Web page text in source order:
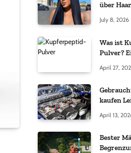
über
July 8, 2026
Was ist
Pulver?
Komplex
Molekül +
April 27,
kaufen
Garantie
April 13,
Bester